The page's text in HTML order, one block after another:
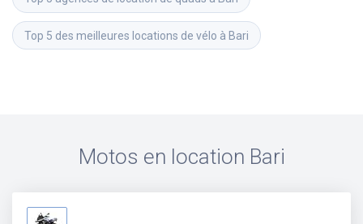
Top 5 des meilleures locations de vélo à Bari
Motos en location Bari